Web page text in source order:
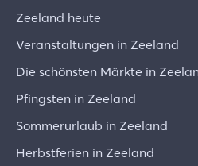
Zeeland heute
Veranstaltungen in Zeeland
Die schönsten Märkte in
Pfingsten in Zeeland
Sommerurlaub in Zeeland
Herbstferien in Zeeland